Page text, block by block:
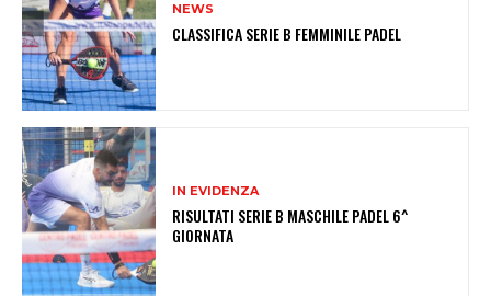
NEWS
CLASSIFICA SERIE B FEMMINILE PADEL
IN EVIDENZA
RISULTATI SERIE B MASCHILE PADEL 6^
GIORNATA